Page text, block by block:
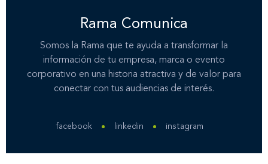
Nuestros clientes
Novedades
Rama Comunica
Somos la Rama que te ayuda a transformar la
información de tu empresa, marca o evento
corporativo en una historia atractiva y de valor para
conectar con tus audiencias de interés.
facebook linkedin instagram